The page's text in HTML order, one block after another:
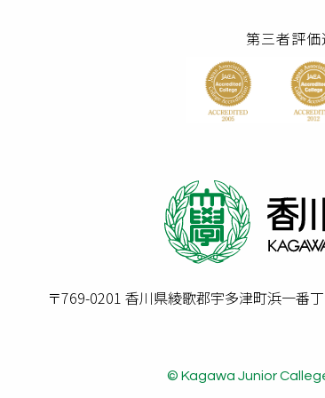
第三者評価
〒769-0201 香川県綾歌郡宇多津町浜一
© Kagawa Junior